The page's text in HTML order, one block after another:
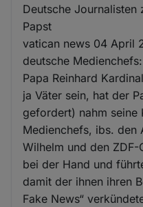
Deutsche Journalisten
Papst
vatican news 04 April
deutsche
Papa Reinhard
ja Väter sein, hat der
gefordert) nahm seine
Medienchefs, ibs. den
Wilhelm und den
bei der Hand und
damit der ihnen ihren
Fake News“